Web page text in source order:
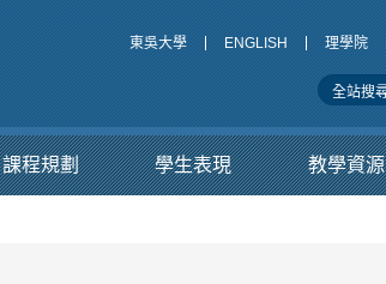
東吳大學 ENGLISH 理學院
課程規劃 學生表現 教學資源